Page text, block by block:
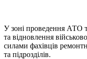
У зоні проведення АТО
та відновлення
силами фахівців
та підрозділів.